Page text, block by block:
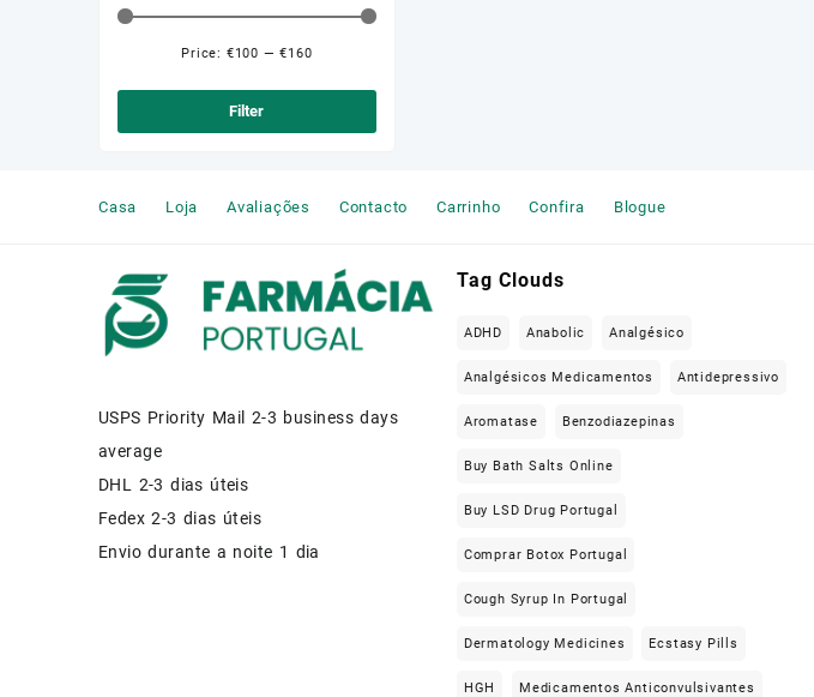
Medicamentos
Medicamentos para a Ansiedade
Medicamentos Para Dormir
Other
Remédio Para a Dor
Steroids
Weight Loss Pills Portugal
Filter
Price: €100 —€160
Casa Loja Avaliações Contacto Carrinho Confira Blogue
USPS Priority Mail 2-3 business days
average
DHL 2-3 dias úteis
Fedex 2-3 dias úteis
Envio durante a noite 1 dia
Tag Clouds
ADHD Anabolic Analgésico
Analgésicos Medicamentos Antidepressivo
Aromatase Benzodiazepinas
Buy Bath Salts Online
Buy LSD Drug Portugal
Comprar Botox Portugal
Cough Syrup In Portugal
Dermatology Medicines Ecstasy Pills
HGH Medicamentos Anticonvulsivantes